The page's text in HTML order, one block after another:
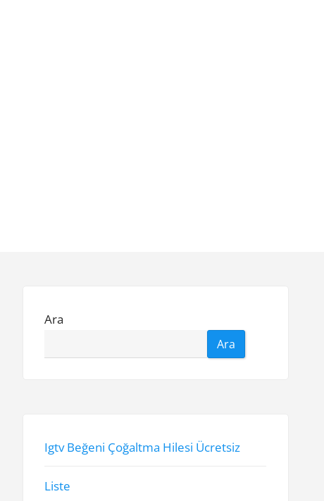
Ara
Ara
Igtv Beğeni Çoğaltma Hilesi Ücretsiz
Liste